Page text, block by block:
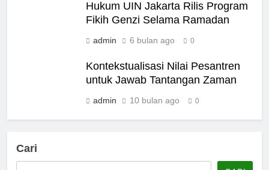
Hukum UIN Jakarta Rilis Program
Fikih Genzi Selama Ramadan
admin 6 bulan ago 0
Kontekstualisasi Nilai Pesantren
untuk Jawab Tantangan Zaman
admin 10 bulan ago 0
Cari